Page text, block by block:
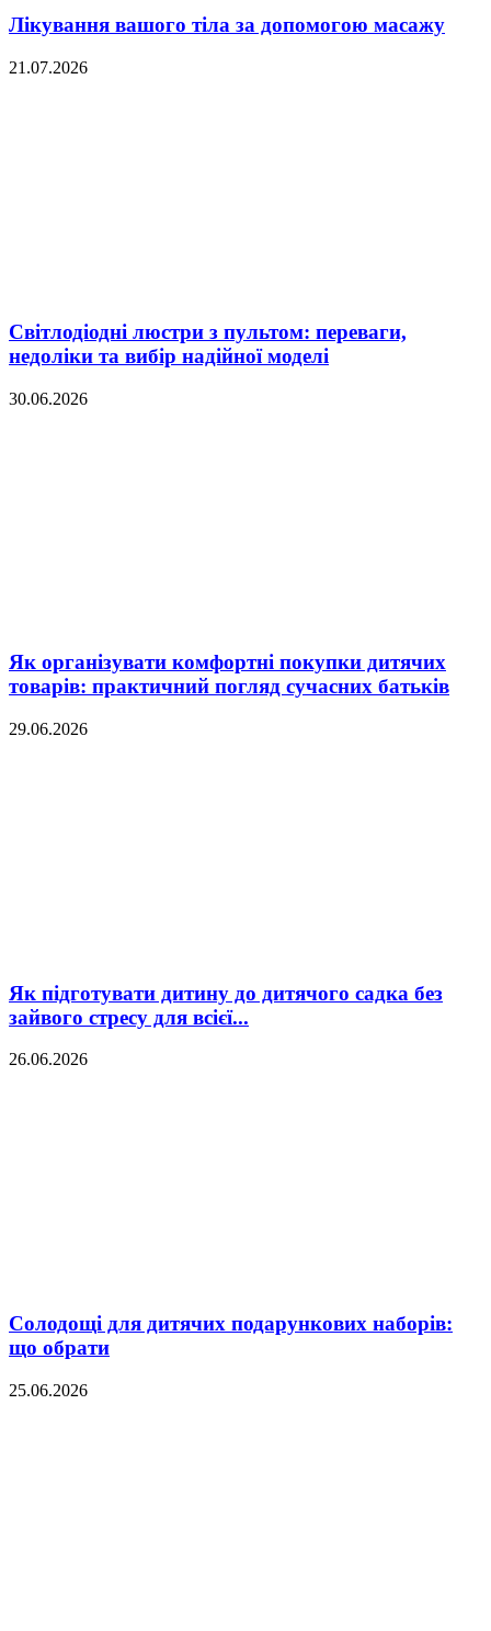
Лікування вашого тіла за допомогою масажу
21.07.2026
Світлодіодні люстри з пультом: переваги,
недоліки та вибір надійної моделі
30.06.2026
Як організувати комфортні покупки дитячих
товарів: практичний погляд сучасних батьків
29.06.2026
Як підготувати дитину до дитячого садка без
зайвого стресу для всієї...
26.06.2026
Солодощі для дитячих подарункових наборів:
що обрати
25.06.2026